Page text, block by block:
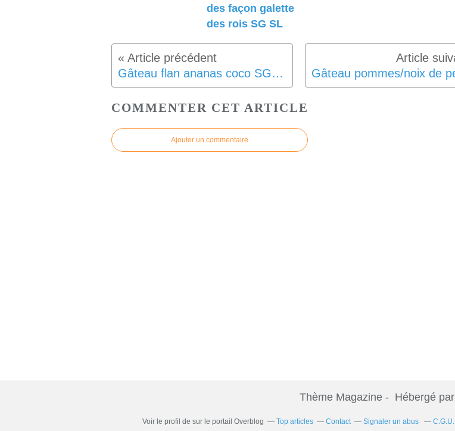
des façon galette
des rois SG SL
Gâteau flan ananas coco SG SL
COMMENTER CET ARTICLE
Ajouter un commentaire
Thème Magazine - Hébergé par
Voir le profil de sur le portail Overblog Top articles Contact Signaler un abus C.G.U.